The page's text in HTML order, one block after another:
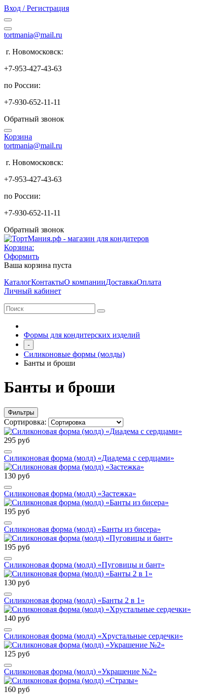
Вход / Регистрация
tortmania@mail.ru
г. Новомосковск:
+7-953-427-43-63
по России:
+7-930-652-11-11
Обратный звонок
Корзина
tortmania@mail.ru
г. Новомосковск:
+7-953-427-43-63
по России:
+7-930-652-11-11
Обратный звонок
Корзина:
Оформить
Ваша корзина пуста
КаталогКонтактыО компанииДоставкаОплата
Личный кабинет
Формы для кондитерских изделий
-
Силиконовые формы (молды)
Банты и броши
Банты и броши
Фильтры
Сортировка:
295 руб
Силиконовая форма (молд) «Диадема с сердцами»
130 руб
Силиконовая форма (молд) «Застежка»
195 руб
Силиконовая форма (молд) «Банты из бисера»
195 руб
Силиконовая форма (молд) «Пуговицы и бант»
130 руб
Силиконовая форма (молд) «Банты 2 в 1»
140 руб
Силиконовая форма (молд) «Хрустальные сердечки»
125 руб
Силиконовая форма (молд) «Украшение №2»
160 руб